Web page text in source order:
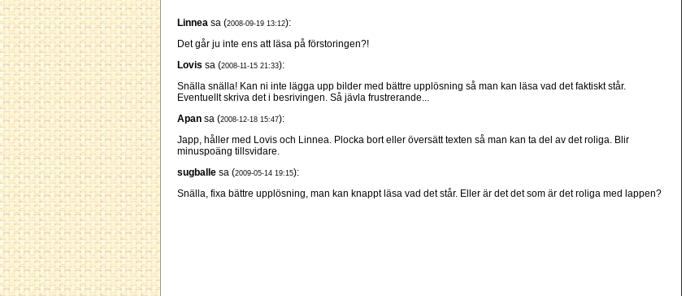
Linnea sa (2008-09-19 13:12):
Det går ju inte ens att läsa på förstoringen?!
Lovis sa (2008-11-15 21:33):
Snälla snälla! Kan ni inte lägga upp bilder med bättre upplösning så man kan läsa vad det faktiskt står.
Eventuellt skriva det i besrivingen. Så jävla frustrerande...
Apan sa (2008-12-18 15:47):
Japp, håller med Lovis och Linnea. Plocka bort eller översätt texten så man kan ta del av det roliga. Blir
minuspoäng tillsvidare.
sugballe sa (2009-05-14 19:15):
Snälla, fixa bättre upplösning, man kan knappt läsa vad det står. Eller är det det som är det roliga med lappen?